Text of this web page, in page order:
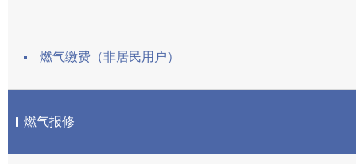
燃气缴费（非居民用户）
燃气报修